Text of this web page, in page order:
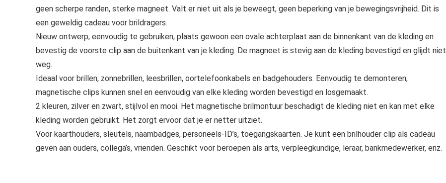
geen scherpe randen, sterke magneet. Valt er niet uit als je beweegt, geen beperking van je bewegingsvrijheid. Dit is
een geweldig cadeau voor brildragers.
Nieuw ontwerp, eenvoudig te gebruiken, plaats gewoon een ovale achterplaat aan de binnenkant van de kleding en
bevestig de voorste clip aan de buitenkant van je kleding. De magneet is stevig aan de kleding bevestigd en glijdt niet
weg.
Ideaal voor brillen, zonnebrillen, leesbrillen, oortelefoonkabels en badgehouders. Eenvoudig te demonteren,
magnetische clips kunnen snel en eenvoudig van elke kleding worden bevestigd en losgemaakt.
2 kleuren, zilver en zwart, stijlvol en mooi. Het magnetische brilmontuur beschadigt de kleding niet en kan met elke
kleding worden gebruikt. Het zorgt ervoor dat je er netter uitziet.
Voor kaarthouders, sleutels, naambadges, personeels-ID’s, toegangskaarten. Je kunt een brilhouder clip als cadeau
geven aan ouders, collega’s, vrienden. Geschikt voor beroepen als arts, verpleegkundige, leraar, bankmedewerker, enz.